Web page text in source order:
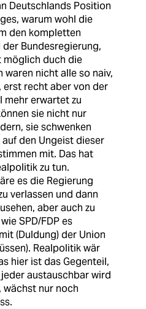
Deutschlands Position
warum wohl die
den kompletten
Bundesregierung,
möglich duch die
waren nicht alle so naiv,
erst recht aber von der
mehr erwartet zu
sie nicht nur
sie schwenken
den Ungeist dieser
mit. Das hat
zu tun.
es die Regierung
verlassen und dann
aber auch zu
SPD/FDP es
(Duldung) der Union
Realpolitik wär
hier ist das Gegenteil,
austauschbar wird
wächst nur noch